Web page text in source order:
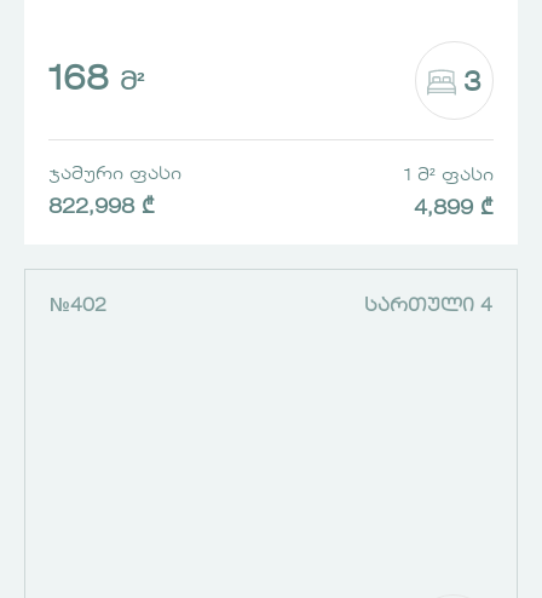
168 Მ² 3
ᲯᲐᲛᲣᲠᲘ ᲤᲐᲡᲘ
822,998 ₾
1 Მ² ᲤᲐᲡᲘ
4,899 ₾
№402 ᲡᲐᲠᲗᲣᲚᲘ 4